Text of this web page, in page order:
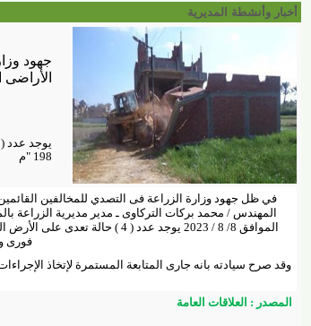
أخبار وأنشطة المديرية
جهود
الأراضى
198 "م
في ظل جهود وزارة الزراعة فى التصدي للمخالفين القائمين
المهندس / محمد بركات التركاوى ـ مدير مديرية الزراعة
فورى
وقد صرح سيادته بانه جارى المتابعة المستمرة لإتخاذ
المصدر : العلاقات العامة